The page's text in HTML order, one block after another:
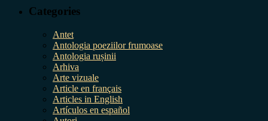
Categories
Antet
Antologia poeziilor frumoase
Antologia rușinii
Arhiva
Arte vizuale
Article en français
Articles in English
Artículos en español